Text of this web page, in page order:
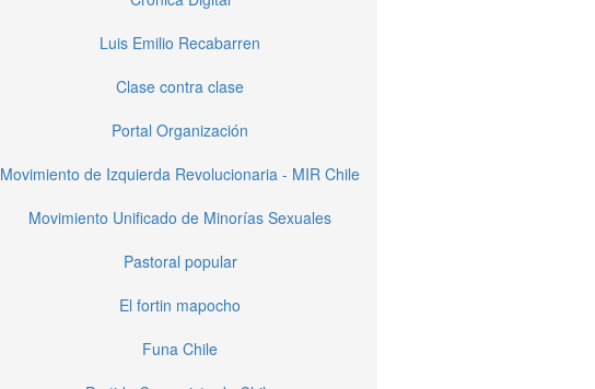
Luis Emilio Recabarren
Clase contra clase
Portal Organización
Movimiento de Izquierda Revolucionaria - MIR Chile
Movimiento Unificado de Minorías Sexuales
Pastoral popular
El fortin mapocho
Funa Chile